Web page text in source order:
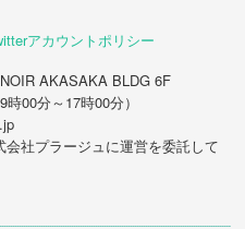
アカウントポリシー
AKASAKA BLDG 6F
00分～17時00分）
会社プラージュに運営を委託して